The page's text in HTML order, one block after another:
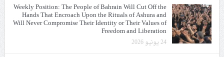
Weekly Position: The People of Bahrain Will Cut Off the
Hands That Encroach Upon the Rituals of Ashura and
Will Never Compromise Their Identity or Their Values of
Freedom and Liberation
24 يونيو 2026